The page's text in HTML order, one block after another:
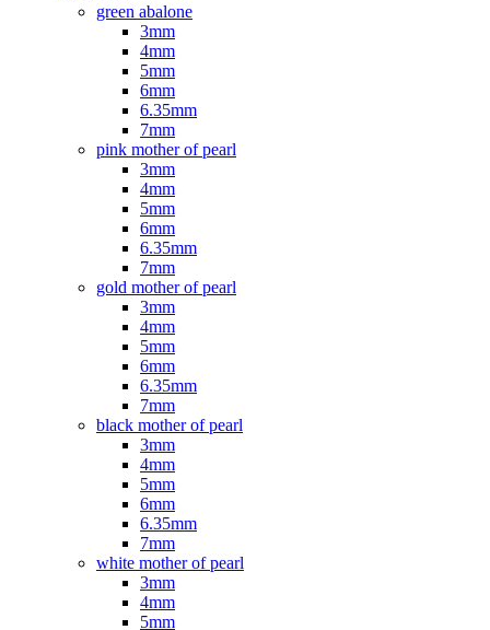
green abalone
3mm
4mm
5mm
6mm
6.35mm
7mm
pink mother of pearl
3mm
4mm
5mm
6mm
6.35mm
7mm
gold mother of pearl
3mm
4mm
5mm
6mm
6.35mm
7mm
black mother of pearl
3mm
4mm
5mm
6mm
6.35mm
7mm
white mother of pearl
3mm
4mm
5mm